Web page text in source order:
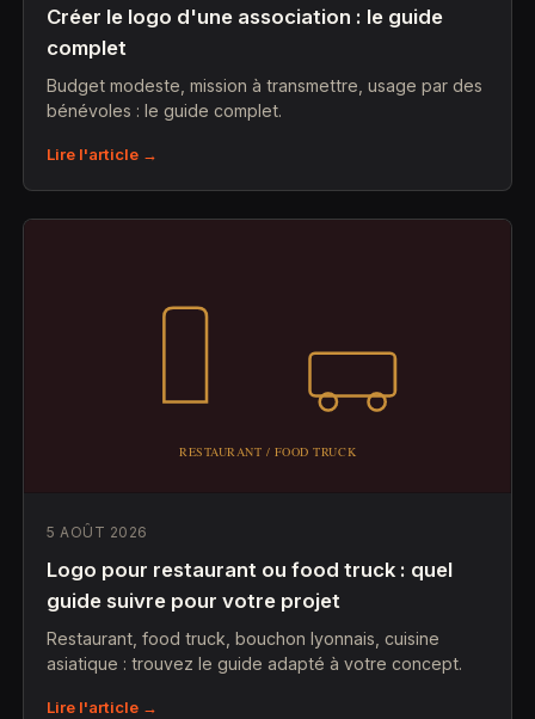
Créer le logo d'une association : le guide
complet
Budget modeste, mission à transmettre, usage par des
bénévoles : le guide complet.
Lire l'article →
5 AOÛT 2026
Logo pour restaurant ou food truck : quel
guide suivre pour votre projet
Restaurant, food truck, bouchon lyonnais, cuisine
asiatique : trouvez le guide adapté à votre concept.
Lire l'article →